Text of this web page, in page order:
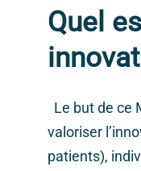
Quel
Le but de ce
valoriser
patients),